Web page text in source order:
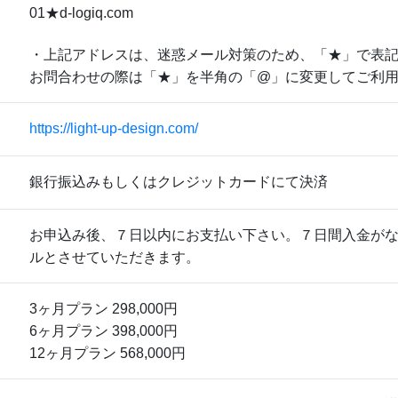
01★d-logiq.com
・上記アドレスは、迷惑メール対策のため、「 ★ 」で表
お問合わせの際は「 ★ 」を半角の「@」に変更してご利
https://light-up-design.com/
銀行振込みもしくはクレジットカードにて決済
お申込み後、７日以内にお支払い下さい。７日間入金が
ルとさせていただきます。
3ヶ月プラン 298,000円
6ヶ月プラン 398,000円
12ヶ月プラン 568,000円